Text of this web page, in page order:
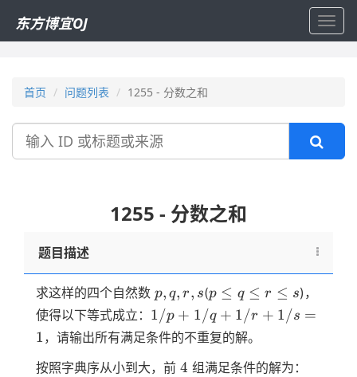
东方博宜OJ
首页 问题列表 1255 - 分数之和
搜
1255 - 分数之和
题目描述
求这样的四个自然数 p,q,r,s
p, q, r, s(p
\le
q
\le
r
p ≤ q ≤ r ≤ s)，
使得以下等式成立： 1/p+1/q+1/r+1/s=1
1/p + 1/q + 1/r + 1/s =
1 ，请输出所有满足条件的不重复的解。
按照字典序从小到大，前 4
4 组满足条件的解为：